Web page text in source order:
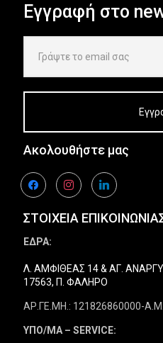
Εγγραφή στο
Ακολουθήστε μας
facebookinstagramlinkedin
ΣΤΟΙΧΕΙΑ
ΕΔΡΑ:
Λ. ΑΜΦΙΘΕΑΣ 14 & ΑΓ.
17563, Π. ΦΑΛΗΡΟ
ΑΡ.ΓΕ.ΜΗ.: 121826860000-
ΥΠΟ/ΜΑ – SERVICE: